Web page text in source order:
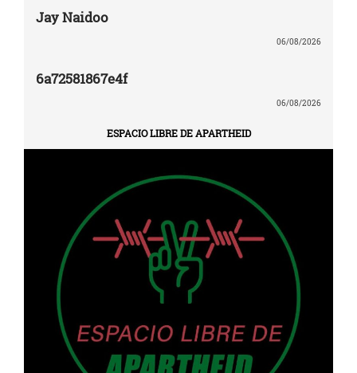
Jay Naidoo
06/08/2026
6a72581867e4f
06/08/2026
ESPACIO LIBRE DE APARTHEID